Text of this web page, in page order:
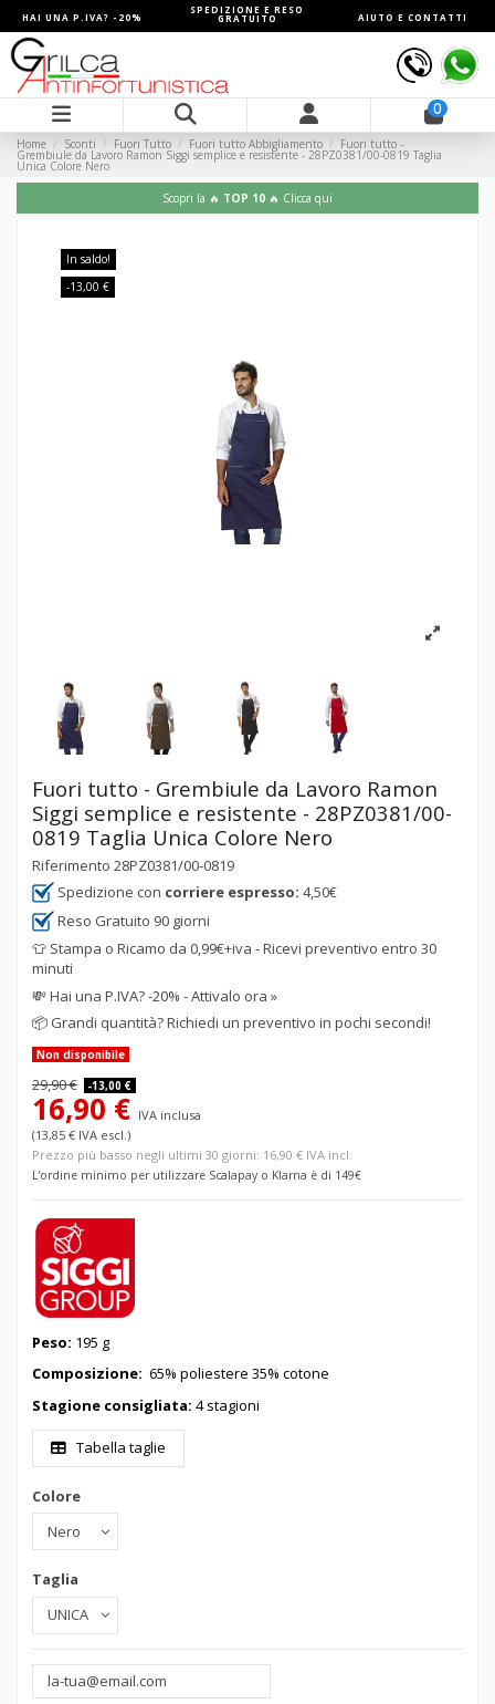
HAI UNA P.IVA? -20%
SPEDIZIONE E RESO
GRATUITO AIUTO E CONTATTI
0
Home Sconti Fuori Tutto Fuori tutto Abbigliamento Fuori tutto -
Grembiule da Lavoro Ramon Siggi semplice e resistente - 28PZ0381/00-0819 Taglia
Unica Colore Nero
Scopri la 🔥 TOP 10 🔥 Clicca qui
In saldo!
-13,00 €
Fuori tutto - Grembiule da Lavoro Ramon
Siggi semplice e resistente - 28PZ0381/00-
0819 Taglia Unica Colore Nero
Riferimento 28PZ0381/00-0819
Spedizione con corriere espresso: 4,50€
Reso Gratuito 90 giorni
👕 Stampa o Ricamo da 0,99€+iva - Ricevi preventivo entro 30
minuti
💸Hai una P.IVA? -20% - Attivalo ora »
📦 Grandi quantità? Richiedi un preventivo in pochi secondi!
Non disponibile
29,90 € -13,00 €
16,90 € IVA inclusa
(13,85 € IVA escl.)
Prezzo più basso negli ultimi 30 giorni: 16,90 € IVA incl.
L'ordine minimo per utilizzare Scalapay o Klarna è di 149€
Peso: 195 g
Composizione: 65% poliestere 35% cotone
Stagione consigliata: 4 stagioni
Tabella taglie
Colore
Taglia